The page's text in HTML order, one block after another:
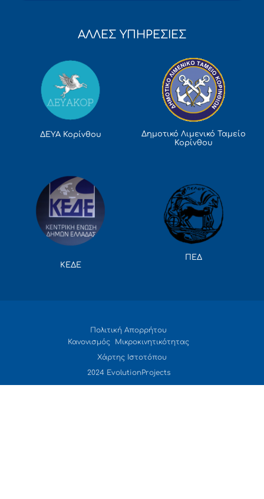
ΑΛΛΕΣ ΥΠΗΡΕΣΙΕΣ
ΔΕΥΑ Κορίνθου
Δημοτικό Λιμενικό Ταμείο
Κορίνθου
ΚΕΔΕ
ΠΕΔ
Πολιτική Απορρήτου
Κανονισμός Μικροκινητικότητας
Χάρτης Ιστοτόπου
2024 EvolutionProjects